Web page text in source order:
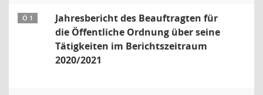
Ö 1
Jahresbericht des Beauftragten für
die Öffentliche Ordnung über seine
Tätigkeiten im Berichtszeitraum
2020/2021